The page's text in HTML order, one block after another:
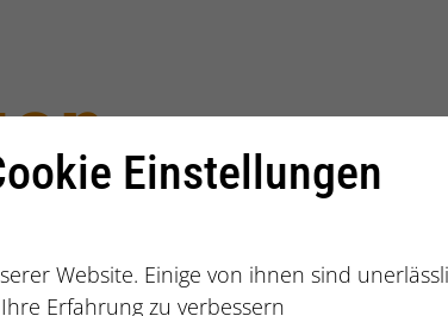
Einstellungen
Website. Einige von ihnen sind
Erfahrung zu verbessern